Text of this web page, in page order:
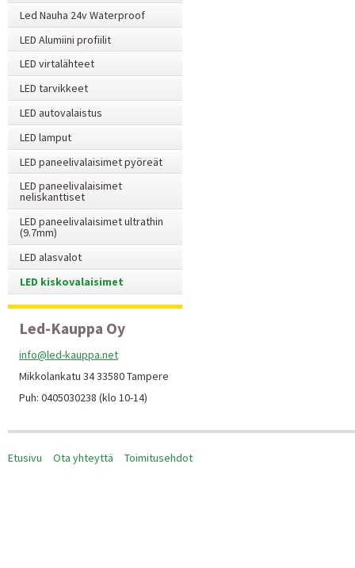
Led Nauha 24v Waterproof
LED Alumiini profiilit
LED virtalähteet
LED tarvikkeet
LED autovalaistus
LED lamput
LED paneelivalaisimet pyöreät
LED paneelivalaisimet
neliskanttiset
LED paneelivalaisimet ultrathin
(9.7mm)
LED alasvalot
LED kiskovalaisimet
Led-Kauppa Oy
info@led-kauppa.net
Mikkolankatu 34 33580 Tampere
Puh: 0405030238 (klo 10-14)
Etusivu Ota yhteyttä Toimitusehdot